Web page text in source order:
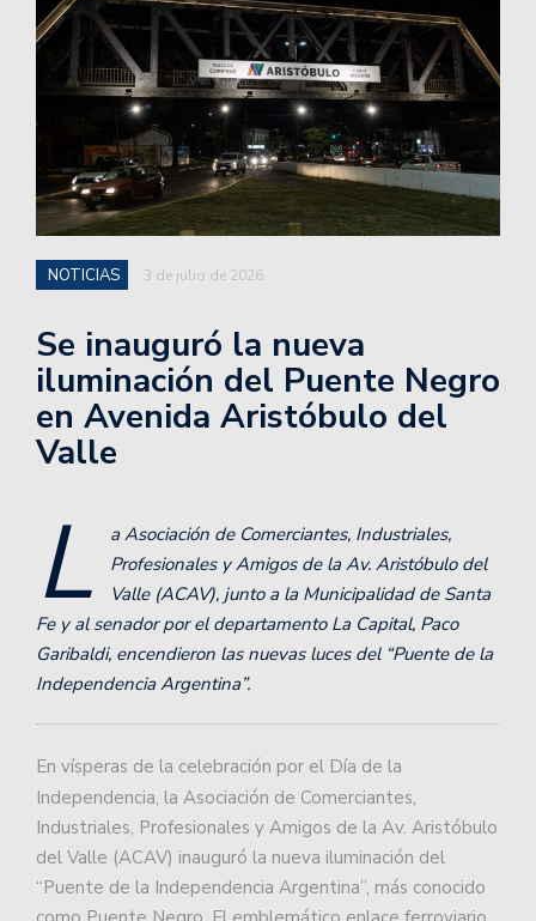
NOTICIAS 3 de julio de 2026
Se inauguró la nueva
iluminación del Puente Negro
en Avenida Aristóbulo del
Valle
L a Asociación de Comerciantes, Industriales,
Profesionales y Amigos de la Av. Aristóbulo del
Valle (ACAV), junto a la Municipalidad de Santa
Fe y al senador por el departamento La Capital, Paco
Garibaldi, encendieron las nuevas luces del “Puente de la
Independencia Argentina”.
En vísperas de la celebración por el Día de la
Independencia, la Asociación de Comerciantes,
Industriales, Profesionales y Amigos de la Av. Aristóbulo
del Valle (ACAV) inauguró la nueva iluminación del
“Puente de la Independencia Argentina”, más conocido